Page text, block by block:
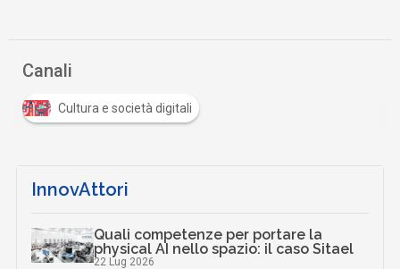
Canali
Cultura e società digitali
InnovAttori
Quali competenze per portare la
physical AI nello spazio: il caso Sitael
22 Lug 2026